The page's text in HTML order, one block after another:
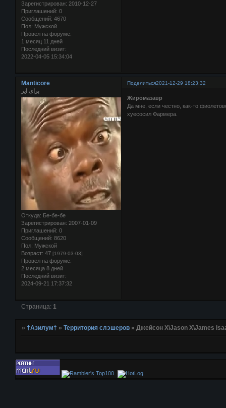
Зарегистрирован: 2010-12-27
Приглашений: 0
Сообщений: 4670
Пол: Мужской
Провел на форуме:
1 месяц 11 дней
Последний визит:
2022-04-05 15:34:04
Поделиться2021-12-29 18:23:32
Manticore
برای ایر
Откуда: Бе-бе-бе
Зарегистрирован: 2007-01-09
Приглашений: 0
Сообщений: 8620
Пол: Мужской
Возраст: 47 [1979-03-03]
Провел на форуме:
2 месяца 8 дней
Последний визит:
2024-09-21 17:37:32
Жиромазавр
Да мне, если честно, как-то
хуесосил Фармера.
Страница: 1
»†Азилум† »Территория слэшеров »Джейсон Х\Jason X\James